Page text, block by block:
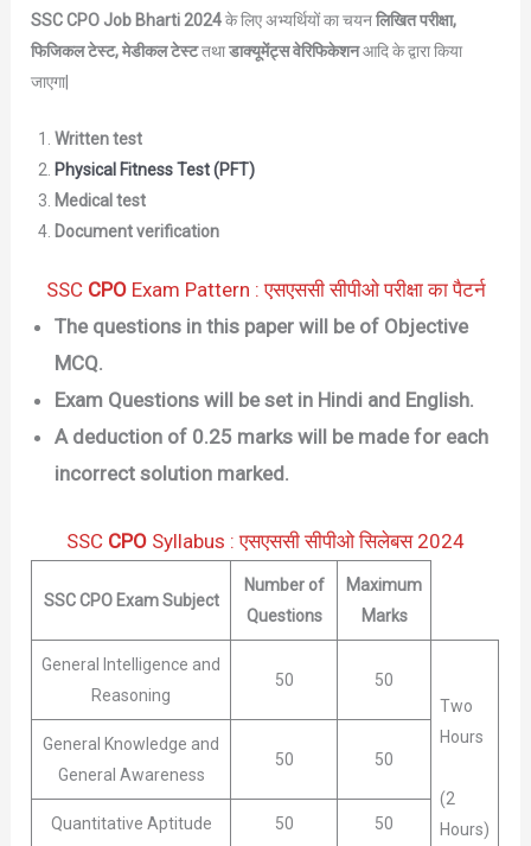
SSC CPO Job Bharti 2024के लिए अभ्यर्थियों का चयनलिखित परीक्षा,
फिजिकल टेस्ट, मेडीकल टेस्टतथाडाक्यूमेंट्स वेरिफिकेशनआदि के द्वारा किया
जाएगा|
Written test
Physical Fitness Test (PFT)
Medical test
Document verification
SSC CPOExam Pattern : एसएससी सीपीओ परीक्षा का पैटर्न
The questions in this paper will be of Objective
MCQ.
Exam Questions will be set in Hindi and English.
A deduction of 0.25 marks will be made for each
incorrect solution marked.
SSC CPO Syllabus : एसएससी सीपीओ सिलेबस 2024
SSCCPOExam Subject
Number of
Questions
Maximum
Marks
General Intelligence and
Reasoning
50
50
Two
Hours
(2
Hours)
General Knowledge and
General Awareness
50 50
Quantitative Aptitude 50 50